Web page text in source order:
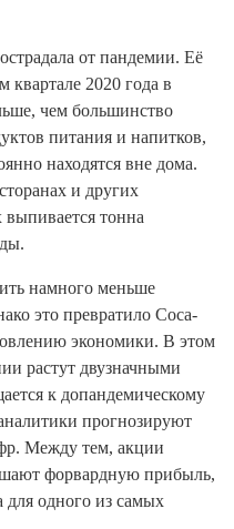
от пандемии. Её
квартале 2020 года в
чем большинство
питания и напитков,
находятся вне дома.
и других
тонна
намного меньше
это превратило Coca-
экономики. В этом
растут двузначными
к допандемическому
прогнозируют
Между тем, акции
форвардную прибыль,
для одного из самых